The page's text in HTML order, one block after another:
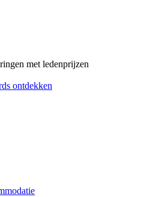
met ledenprijzen
ontdekken